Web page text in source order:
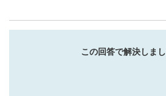
この回答で解決しま